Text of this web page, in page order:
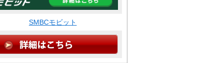
SMBCモビット